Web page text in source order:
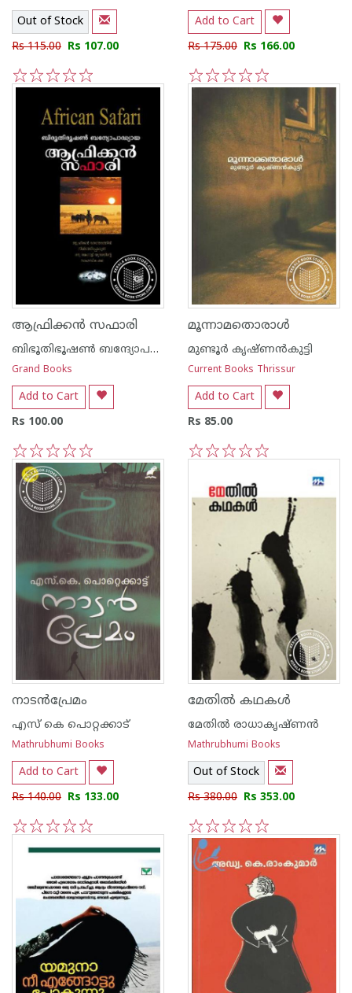
Out of Stock
Rs 115.00 Rs 107.00
5
4
3
2
1
Add to Cart
Rs 175.00 Rs 166.00
5
4
3
2
1
ആഫ്രിക്ക‌ന്‍ സഫാരി
ബിഭൂതിഭൂഷണ്‍ ബന്ദ്യോപദ്ധ്യായ
Grand Books
Add to Cart
Rs 100.00
5
4
3
2
1
മൂന്നാമതൊരാള്‍
മുണ്ടൂര്‍ കൃഷ്ണന്‍കുട്ടി
Current Books Thrissur
Add to Cart
Rs 85.00
നാടന്‍പ്രേമം
എസ്‌ കെ പൊറ്റക്കാട്‌
Mathrubhumi Books
Add to Cart
Rs 140.00 Rs 133.00
മേതില്‍ കഥകള്‍
മേതില്‍ രാധാകൃഷ്ണന്‍
Mathrubhumi Books
Out of Stock
Rs 380.00 Rs 353.00
5
4
3
2
1